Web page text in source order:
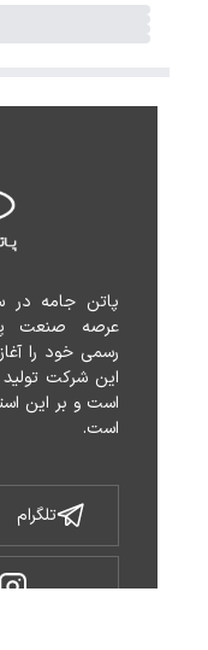
است.
تلگرام